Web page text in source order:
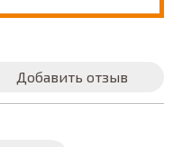
Добавить отзыв